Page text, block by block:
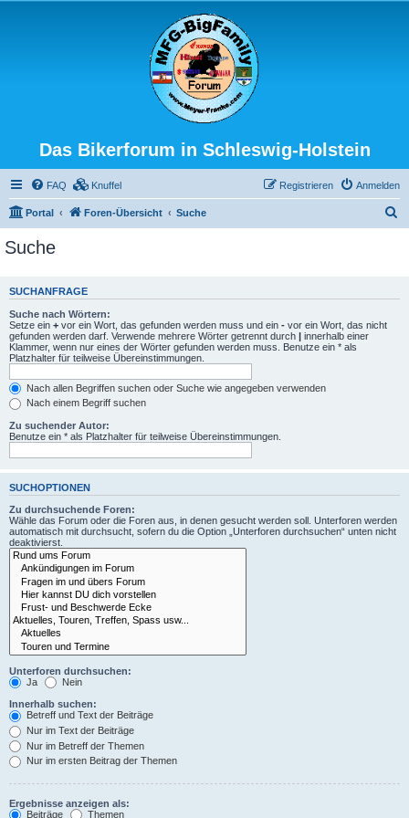
Das Bikerforum in Schleswig-Holstein
FAQ Knuffel Anmelden
Registrieren
Portal Foren-Übersicht Suche
e
Suche
SUCHANFRAGE
Suche nach Wörtern:
Setze ein + vor ein Wort, das gefunden werden muss und ein - vor ein Wort, das nicht
gefunden werden darf. Verwende mehrere Wörter getrennt durch | innerhalb einer
Klammer, wenn nur eines der Wörter gefunden werden muss. Benutze ein * als
Platzhalter für teilweise Übereinstimmungen.
Nach allen Begriffen suchen oder Suche wie angegeben verwenden
Nach einem Begriff suchen
Zu suchender Autor:
Benutze ein * als Platzhalter für teilweise Übereinstimmungen.
SUCHOPTIONEN
Zu durchsuchende Foren:
Wähle das Forum oder die Foren aus, in denen gesucht werden soll. Unterforen werden
automatisch mit durchsucht, sofern du die Option „Unterforen durchsuchen“ unten nicht
deaktivierst.
Unterforen durchsuchen:
Ja
Nein
Innerhalb suchen:
Betreff und Text der Beiträge
Nur im Text der Beiträge
Nur im Betreff der Themen
Nur im ersten Beitrag der Themen
Ergebnisse anzeigen als:
Beiträge
Themen